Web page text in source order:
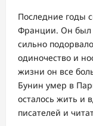
Последние годы
Франции. Он был
сильно
одиночество и
жизни он все
Бунин умер в
осталось жить и
писателей и